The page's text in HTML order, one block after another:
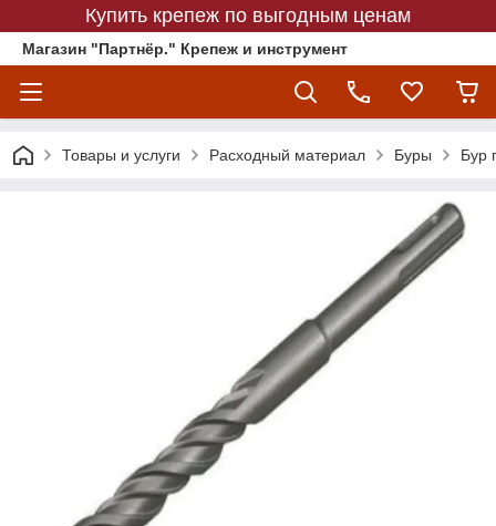
Купить крепеж по выгодным ценам
Магазин "Партнёр." Крепеж и инструмент
Товары и услуги Расходный материал Буры Бур